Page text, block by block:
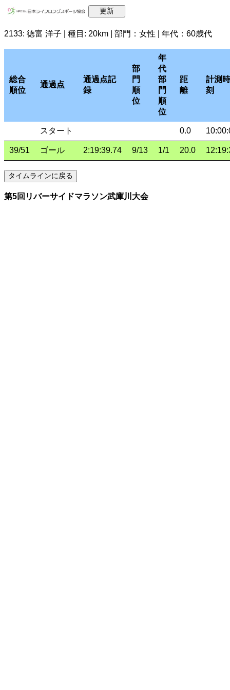
2133: 徳富 洋子 | 種目: 20km | 部門：女性 | 年代：60歳代
総合
順位
通過点
通過点記
録
部
門
順
位
年
代
部
門
順
位
距
離
計測時
刻
スタート 0.0
39/51 ゴール 2:19:39.74 9/13 1/1 20.0
第5回リバーサイドマラソン武庫川大会